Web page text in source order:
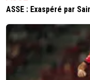
De grands
ASSE : Exaspéré par